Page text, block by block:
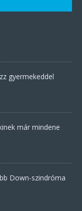
gyermekeddel
már mindene
Down-szindróma